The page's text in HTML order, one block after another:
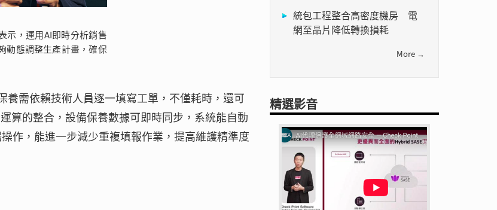
示，運用AI即時分析銷售
動態調整生產計畫，確保
養需依賴技術人員逐一填寫工單，不僅耗時，還可
算的整合，設備保養數據可即時同步，系統能自動
作，能進一步減少重複填報作業，提高維護精準度
統包工程整合高密度機房 電
網至晶片降低轉換損耗
More →
精選影音